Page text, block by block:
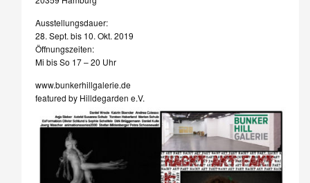
Ausstellungsdauer:
28. Sept. bis 10. Okt. 2019
Öffnungszeiten:
Mi bis So 17 – 20 Uhr
www.bunkerhillgalerie.de
featured by Hilldegarden e.V.